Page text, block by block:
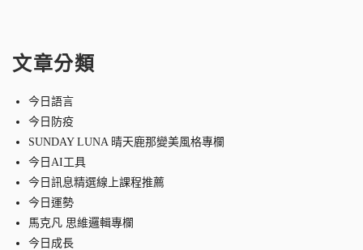
文章分類
今日語言
今日防疫
SUNDAY LUNA 晴天鹿那變美風格專欄
今日AI工具
今日訊息精選線上課程推薦
今日運勢
馬克凡 思維邏輯專欄
今日成長